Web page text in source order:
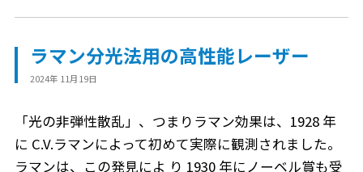
ラマン分光法用の高性能レーザー
2024年 11月19日
「光の非弾性散乱」、つまりラマン効果は、1928 年
に C.V.ラマンによって初めて実際に観測されました。
ラマンは、この発見によ り 1930 年にノーベル賞も受